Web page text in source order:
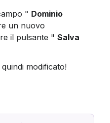
" Dominio
un nuovo
il pulsante " Salva
modificato!